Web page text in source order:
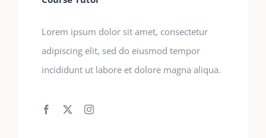
Lorem ipsum dolor sit amet, consectetur
adipiscing elit, sed do eiusmod tempor
incididunt ut labore et dolore magna aliqua.